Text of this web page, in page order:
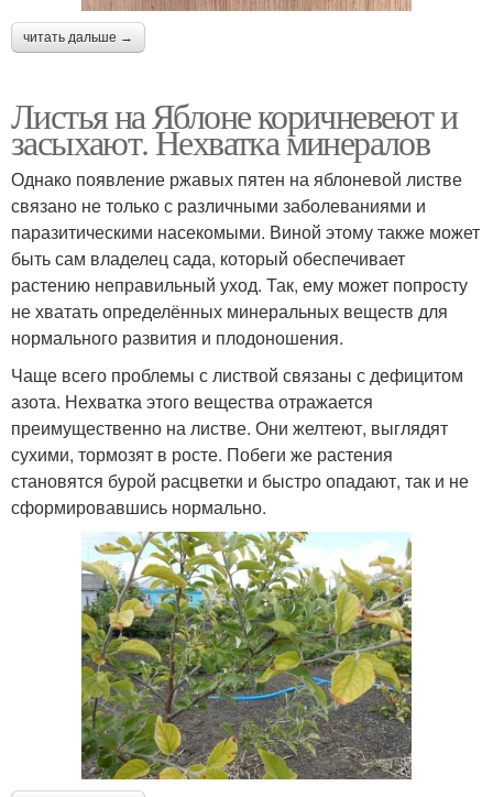
читать дальше →
Листья на Яблоне коричневеют и
засыхают. Нехватка минералов
Однако появление ржавых пятен на яблоневой листве
связано не только с различными заболеваниями и
паразитическими насекомыми. Виной этому также может
быть сам владелец сада, который обеспечивает
растению неправильный уход. Так, ему может попросту
не хватать определённых минеральных веществ для
нормального развития и плодоношения.
Чаще всего проблемы с листвой связаны с дефицитом
азота. Нехватка этого вещества отражается
преимущественно на листве. Они желтеют, выглядят
сухими, тормозят в росте. Побеги же растения
становятся бурой расцветки и быстро опадают, так и не
сформировавшись нормально.